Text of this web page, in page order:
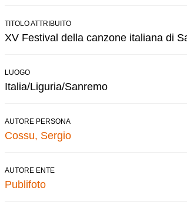
TITOLO ATTRIBUITO
XV Festival della canzone italiana di
LUOGO
Italia/Liguria/Sanremo
AUTORE PERSONA
Cossu, Sergio
AUTORE ENTE
Publifoto